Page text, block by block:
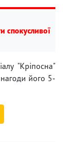
спокусливої
"Кріпосна"
його 5-